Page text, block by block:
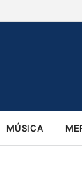
MÚSICA